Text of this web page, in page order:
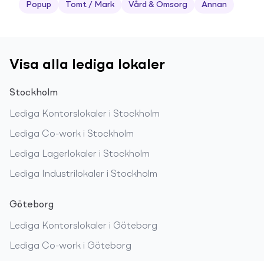
Popup Tomt / Mark Vård & Omsorg Annan
Visa alla lediga lokaler
Stockholm
Lediga Kontorslokaler i Stockholm
Lediga Co-work i Stockholm
Lediga Lagerlokaler i Stockholm
Lediga Industrilokaler i Stockholm
Göteborg
Lediga Kontorslokaler i Göteborg
Lediga Co-work i Göteborg